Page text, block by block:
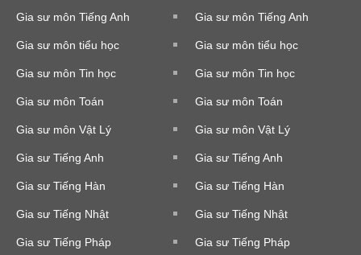
Gia sư môn Tiếng Anh Gia sư môn Tiếng Anh
Gia sư môn tiểu học Gia sư môn tiểu học
Gia sư môn Tin học Gia sư môn Tin học
Gia sư môn Toán Gia sư môn Toán
Gia sư môn Vật Lý Gia sư môn Vật Lý
Gia sư Tiếng Anh Gia sư Tiếng Anh
Gia sư Tiếng Hàn Gia sư Tiếng Hàn
Gia sư Tiếng Nhật Gia sư Tiếng Nhật
Gia sư Tiếng Pháp Gia sư Tiếng Pháp